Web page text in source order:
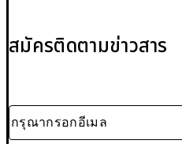
สมัครติดตามข่าวสาร
กรุณากรอกอีเมล